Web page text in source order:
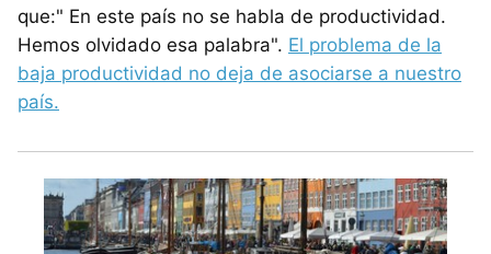
que:" En este país no se habla de productividad.
Hemos olvidado esa palabra". El problema de la
baja productividad no deja de asociarse a nuestro
país.